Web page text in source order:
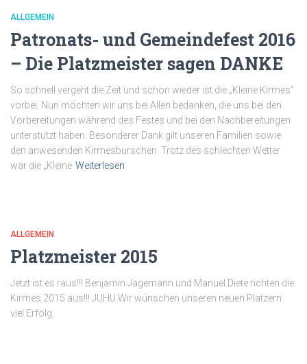
ALLGEMEIN
Patronats- und Gemeindefest 2016
– Die Platzmeister sagen DANKE
So schnell vergeht die Zeit und schon wieder ist die „Kleine Kirmes“
vorbei. Nun möchten wir uns bei Allen bedanken, die uns bei den
Vorbereitungen während des Festes und bei den Nachbereitungen
unterstützt haben. Besonderer Dank gilt unseren Familien sowie
den anwesenden Kirmesburschen. Trotz des schlechten Wetter
war die „Kleine Weiterlesen
ALLGEMEIN
Platzmeister 2015
Jetzt ist es raus!!! Benjamin Jagemann und Manuel Diete richten die
Kirmes 2015 aus!!! JUHU Wir wünschen unseren neuen Platzern
viel Erfolg.